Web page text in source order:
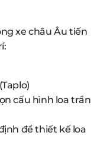
xe châu Âu tiến
cấu hình loa trần
để thiết kế loa